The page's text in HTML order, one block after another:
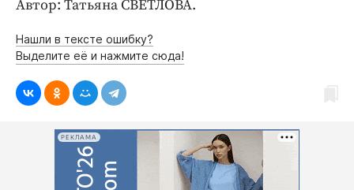
Автор: Татьяна СВЕТЛОВА.
Нашли в тексте ошибку?
Выделите её и нажмите сюда!
РЕКЛАМА